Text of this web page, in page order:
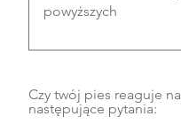
Czy twój pies reaguje na
następujące pytania: